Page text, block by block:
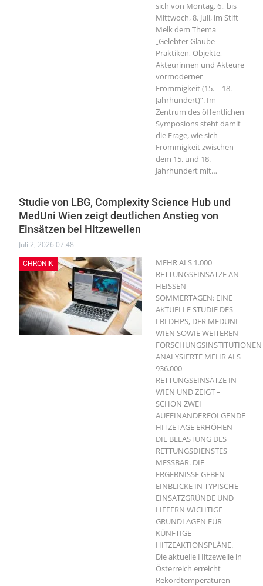
sich von Montag, 6., bis
Mittwoch, 8. Juli, im Stift
Melk dem Thema
„Gelebter Glaube –
Praktiken, Objekte,
Akteurinnen und Akteure
vormoderner
Frömmigkeit (15. – 18.
Jahrhundert)“. Im
Zentrum des öffentlichen
Symposions steht damit
die Frage, wie sich
Frömmigkeit zwischen
dem 15. und 18.
Jahrhundert mit…
Studie von LBG, Complexity Science Hub und
MedUni Wien zeigt deutlichen Anstieg von
Einsätzen bei Hitzewellen
Juli 2, 2026 07:48
CHRONIK
MEHR ALS 1.000
RETTUNGSEINSÄTZE AN
HEISSEN
SOMMERTAGEN: EINE
AKTUELLE STUDIE DES
LBI DHPS, DER MEDUNI
WIEN SOWIE WEITEREN
FORSCHUNGSINSTITUTIONEN
ANALYSIERTE MEHR ALS
936.000
RETTUNGSEINSÄTZE IN
WIEN UND ZEIGT –
SCHON ZWEI
AUFEINANDERFOLGENDE
HITZETAGE ERHÖHEN
DIE BELASTUNG DES
RETTUNGSDIENSTES
MESSBAR. DIE
ERGEBNISSE GEBEN
EINBLICKE IN TYPISCHE
EINSATZGRÜNDE UND
LIEFERN WICHTIGE
GRUNDLAGEN FÜR
KÜNFTIGE
HITZEAKTIONSPLÄNE.
Die aktuelle Hitzewelle in
Österreich erreicht
Rekordtemperaturen